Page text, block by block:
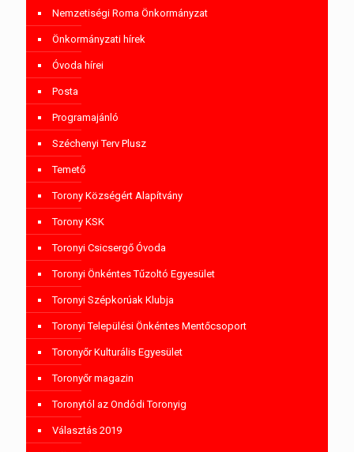
Nemzetiségi Roma Önkormányzat
Önkormányzati hírek
Óvoda hírei
Posta
Programajánló
Széchenyi Terv Plusz
Temető
Torony Községért Alapítvány
Torony KSK
Toronyi Csicsergő Óvoda
Toronyi Önkéntes Tűzoltó Egyesület
Toronyi Szépkorúak Klubja
Toronyi Települési Önkéntes Mentőcsoport
Toronyőr Kulturális Egyesület
Toronyőr magazin
Toronytól az Ondódi Toronyig
Választás 2019